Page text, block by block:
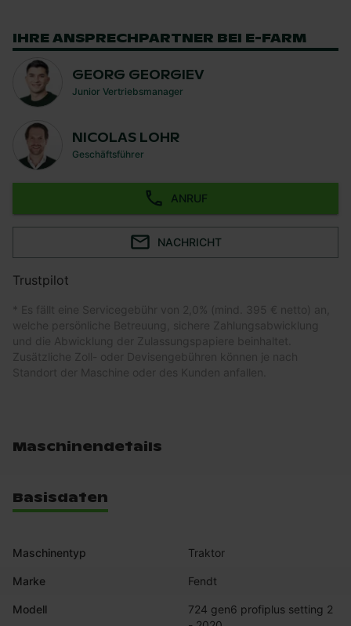
IHRE ANSPRECHPARTNER BEI E-FARM
GEORG GEORGIEV
Junior Vertriebsmanager
NICOLAS LOHR
Geschäftsführer
ANRUF
NACHRICHT
Trustpilot
* Es fällt eine Servicegebühr von 2,0% (mind. 395 € netto) an,
welche persönliche Betreuung, sichere Zahlungsabwicklung
und die Abwicklung der Zulassungspapiere beinhaltet.
Zusätzliche Zoll- oder Devisengebühren können je nach
Standort der Maschine oder des Kunden anfallen.
Maschinendetails
Basisdaten
Maschinentyp Traktor
Marke Fendt
Modell
724 gen6 profiplus setting 2